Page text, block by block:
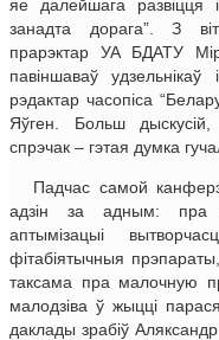
яе далейшага развіцця
занадта дорага”. З
прарэктар УА БДАТУ
павіншаваў
рэдактар часопіса
Яўген. Больш
спрэчак ‒ гэтая думка
Падчас самой
адзін за адным: пра
аптымізацыі
фітабіятычныя
таксама пра малочную
малодзіва ў жыцці
даклады зрабіў